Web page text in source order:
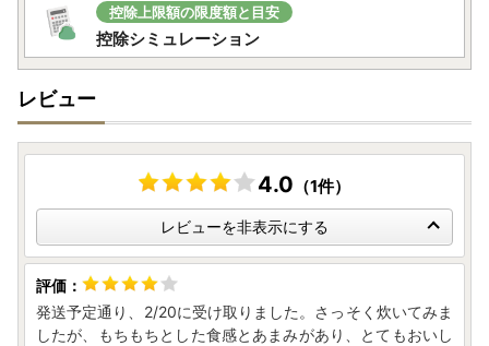
控除上限額の限度額と目安
控除シミュレーション
レビュー
4.0 （1件）
レビューを非表示にする
発送予定通り、2/20に受け取りました。さっそく炊いてみま
したが、もちもちとした食感とあまみがあり、とてもおいし